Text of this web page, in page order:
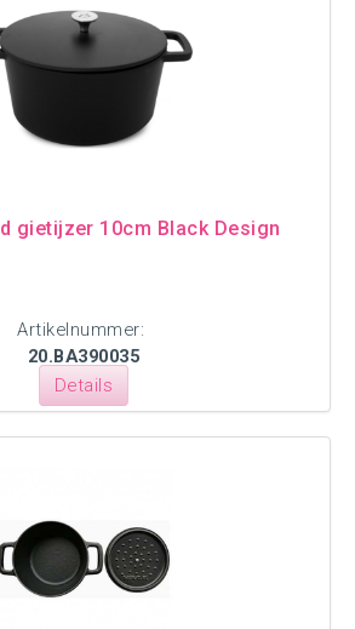
gietijzer 10cm Black Design
Artikelnummer:
20.BA390035
Details